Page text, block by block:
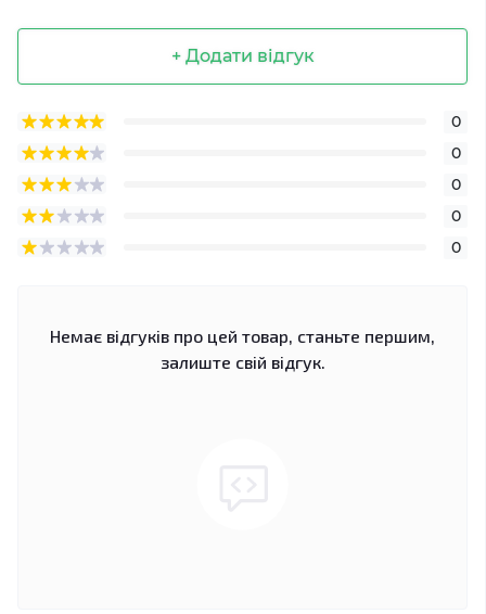
+ Додати відгук
0
0
0
0
0
Немає відгуків про цей товар, станьте першим,
залиште свій відгук.